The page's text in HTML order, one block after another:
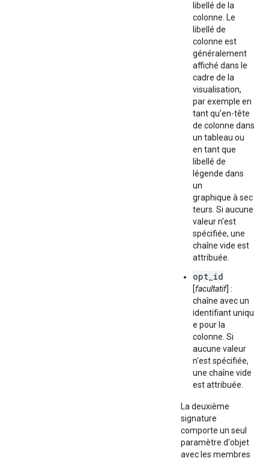
libellé de la
colonne. Le
libellé de
colonne est
généralement
affiché dans le
cadre de la
visualisation,
par exemple en
tant qu'en-tête
de colonne dans
un tableau ou
en tant que
libellé de
légende dans
un
graphique à sec
teurs. Si aucune
valeur n'est
spécifiée, une
chaîne vide est
attribuée.
opt_id
[facultatif] :
chaîne avec un
identifiant uniqu
e pour la
colonne. Si
aucune valeur
n'est spécifiée,
une chaîne vide
est attribuée.
La deuxième
signature
comporte un seul
paramètre d'objet
avec les membres